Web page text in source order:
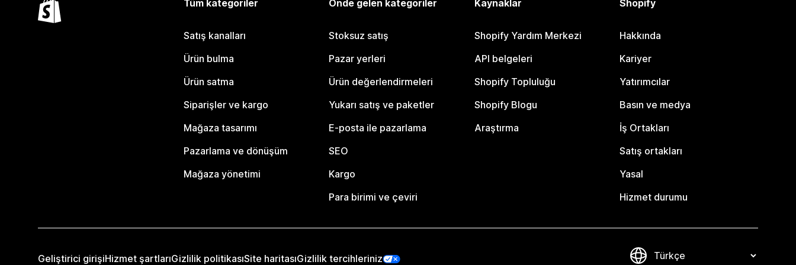
Tüm kategoriler
Satış kanalları
Ürün bulma
Ürün satma
Siparişler ve kargo
Mağaza tasarımı
Pazarlama ve dönüşüm
Mağaza yönetimi
Önde gelen kategoriler
Stoksuz satış
Pazar yerleri
Ürün değerlendirmeleri
Yukarı satış ve paketler
E-posta ile pazarlama
SEO
Kargo
Para birimi ve çeviri
Kaynaklar
Shopify Yardım Merkezi
API belgeleri
Shopify Topluluğu
Shopify Blogu
Araştırma
Shopify
Hakkında
Kariyer
Yatırımcılar
Basın ve medya
İş Ortakları
Satış ortakları
Yasal
Hizmet durumu
Geliştirici girişiHizmet şartlarıGizlilik politikasıSite haritasıGizlilik tercihleriniz